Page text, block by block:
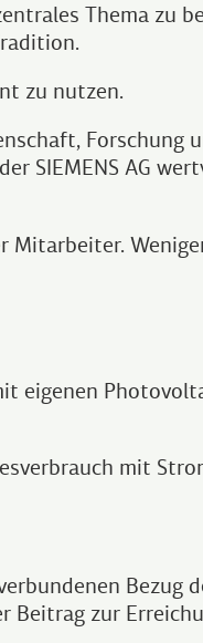
Thema zu
zu nutzen.
Forschung
SIEMENS AG
Mitarbeiter.
eigenen
mit
Bezug
zur